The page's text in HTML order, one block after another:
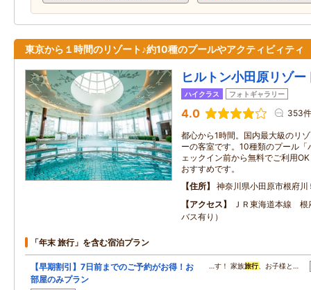
東京から１時間のリゾート♪約10種のプールやアクティビィティ
ヒルトン小田原リゾー
ハイクラス フォトギャラリー
4.0 353件
都心から1時間。国内最大級のリ
ーの客室です。10種類のプール
ェックイン前から無料でご利用
おすすめです。
住所
神奈川県小田原市根府川
アクセス
ＪＲ東海道本線 根
バス有り）
「年末 旅行」を含む宿泊プラン
【早期割引】7日前までのご予約がお得！お
部屋のみプラン
…す！ 家族旅行、お子様と…